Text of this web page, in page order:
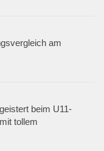
am
beim U11-
tollem